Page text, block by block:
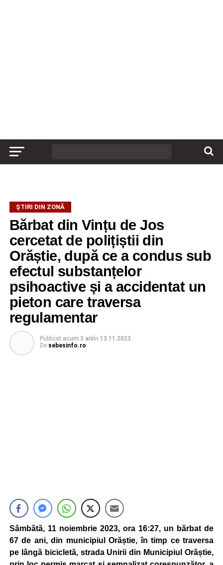
ȘTIRI DIN ZONĂ
Bărbat din Vințu de Jos
cercetat de polițiștii din
Orăștie, după ce a condus sub
efectul substanțelor
psihoactive și a accidentat un
pieton care traversa
regulamentar
Publicat acum 3 aniîn 13.11.2023
De sebesinfo.ro
Sâmbătă, 11 noiembrie 2023, ora 16:27, un bărbat de
67 de ani, din municipiul Orăștie, în timp ce traversa
pe lângă bicicletă, strada Unirii din Municipiul Orăștie,